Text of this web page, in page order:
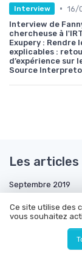
Interview • 16/
Interview de
chercheuse à
Exupery : Rendre
explicables :
d’expérience sur
Source Interpreto
Les
Septembre 2019
Août 2020
Ce site utilise des
vous souhaitez